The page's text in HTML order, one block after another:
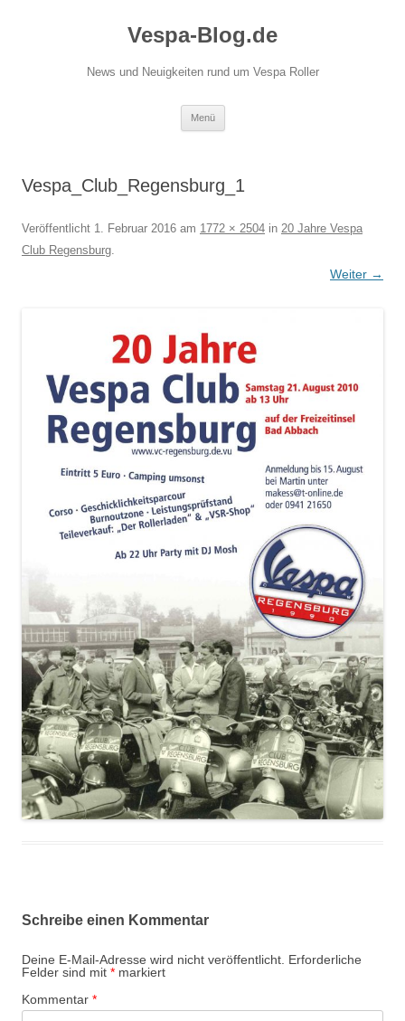
Vespa-Blog.de
News und Neuigkeiten rund um Vespa Roller
Menü
Vespa_Club_Regensburg_1
Veröffentlicht 1. Februar 2016 am 1772 × 2504 in 20 Jahre Vespa
Club Regensburg.
Weiter →
Schreibe einen Kommentar
Deine E-Mail-Adresse wird nicht veröffentlicht. Erforderliche
Felder sind mit * markiert
Kommentar *